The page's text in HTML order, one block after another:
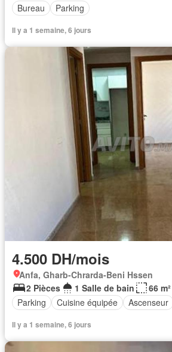
Bureau
Parking
Il y a 1 semaine, 6 jours
4.500 DH/mois
Anfa, Gharb-Chrarda-Beni Hssen
2 Pièces
1 Salle de bain
66 m²
Parking
Cuisine équipée Ascenseur
Il y a 1 semaine, 6 jours